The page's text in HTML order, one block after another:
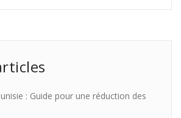
: Guide pour une réduction des